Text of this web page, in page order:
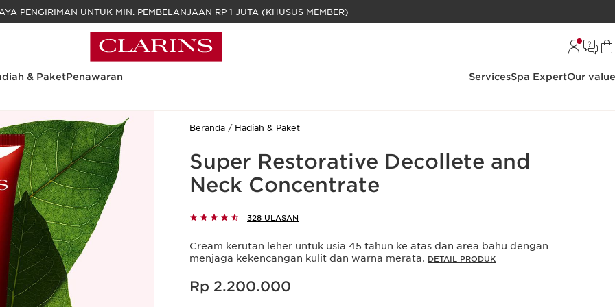
GRATIS BIAYA PENGIRIMAN UNTUK MIN. PEMBELANJAAN RP 1 JUTA (KHUSUS MEMBER)
& PaketPenawaran ServicesSpa ExpertOur
Beranda Hadiah & Paket
Super Restorative Decollete and
Neck Concentrate
328 ULASAN
Cream kerutan leher untuk usia 45 tahun ke atas dan area bahu dengan
menjaga kekencangan kulit dan warna merata. DETAIL PRODUK
Harga sekarang Rp 2.200.000
Rp 2.200.000